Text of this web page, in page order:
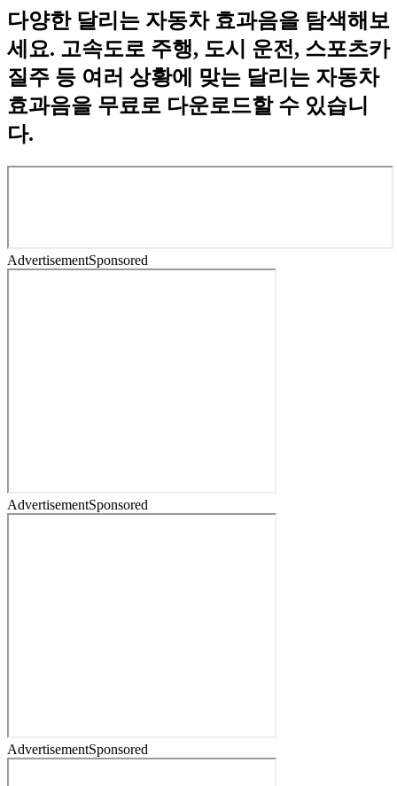
다양한 달리는 자동차 효과음을 탐색해보
세요. 고속도로 주행, 도시 운전, 스포츠카
질주 등 여러 상황에 맞는 달리는 자동차
효과음을 무료로 다운로드할 수 있습니
다.
AdvertisementSponsored
AdvertisementSponsored
AdvertisementSponsored